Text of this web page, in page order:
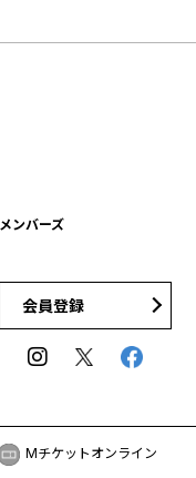
メンバーズ
会員登録
Mチケットオンライン